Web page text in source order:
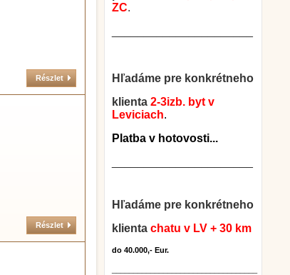
Részlet
Részlet
ZC.
Hľadáme pre konkrétneho
klienta 2-3izb. byt v
Leviciach.
Platba v hotovosti...
Hľadáme pre konkrétneho
klienta chatu v LV + 30 km
do 40.000,- Eur.